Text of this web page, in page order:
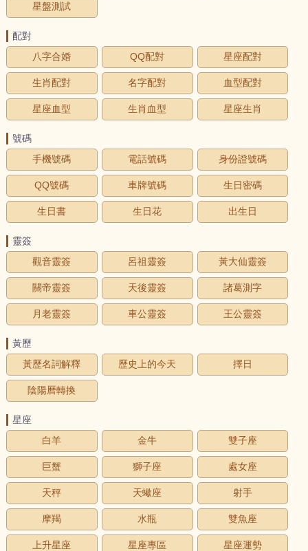
星盤測試
配對
八字合婚
QQ配對 星座配對
生肖配對 名字配對 血型配對
星座血型 生肖血型 星座生肖
號碼
手機號碼
電話號碼 身份證號碼
QQ號碼 車牌號碼 生日密碼
生日書 生日花 出生日
靈簽
觀音靈簽
呂祖靈簽 黃大仙靈簽
關帝靈簽 天後靈簽 諸葛測字
月老靈簽 車公靈簽 王公靈簽
黃歷
黃歷名詞解釋
歷史上的今天 擇日
陰陽曆轉換
星座
白羊
金牛 雙子座
巨蟹 獅子座 處女座
天秤 天蠍座 射手
摩羯 水瓶 雙魚座
上升星座 星座專區 星座運勢